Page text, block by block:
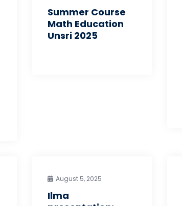
Summer Course
Math Education
Unsri 2025
August 5, 2025
Ilma